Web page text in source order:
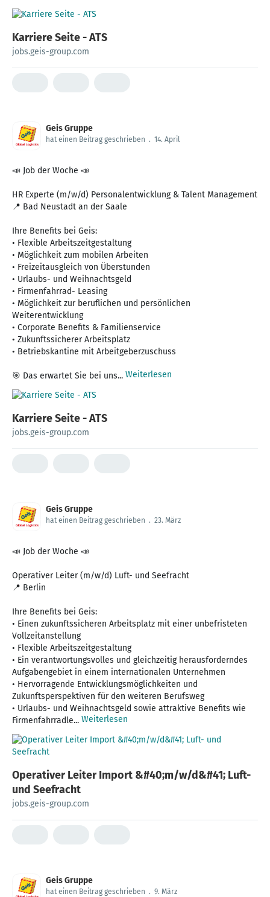
Karriere Seite - ATS
jobs.geis-group.com
Geis Gruppe
hat einen Beitrag geschrieben . 14. April
📣 Job der Woche 📣
HR Experte (m/w/d) Personalentwicklung & Talent Management
📍 Bad Neustadt an der Saale
Ihre Benefits bei Geis:
• Flexible Arbeitszeitgestaltung
• Möglichkeit zum mobilen Arbeiten
• Freizeitausgleich von Überstunden
• Urlaubs- und Weihnachtsgeld
• Firmenfahrrad- Leasing
• Möglichkeit zur beruflichen und persönlichen
Weiterentwicklung
• Corporate Benefits & Familienservice
• Zukunftssicherer Arbeitsplatz
• Betriebskantine mit Arbeitgeberzuschuss
🎯 Das erwartet Sie bei uns... Weiterlesen
Karriere Seite - ATS
jobs.geis-group.com
Geis Gruppe
hat einen Beitrag geschrieben . 23. März
📣 Job der Woche 📣
Operativer Leiter (m/w/d) Luft- und Seefracht
📍 Berlin
Ihre Benefits bei Geis:
• Einen zukunftssicheren Arbeitsplatz mit einer unbefristeten
Vollzeitanstellung
• Flexible Arbeitszeitgestaltung
• Ein verantwortungsvolles und gleichzeitig herausforderndes
Aufgabengebiet in einem internationalen Unternehmen
• Hervorragende Entwicklungsmöglichkeiten und
Zukunftsperspektiven für den weiteren Berufsweg
• Urlaubs- und Weihnachtsgeld sowie attraktive Benefits wie
Firmenfahrradle... Weiterlesen
Operativer Leiter Import &#40;m/w/d&#41; Luft-
und Seefracht
jobs.geis-group.com
Geis Gruppe
hat einen Beitrag geschrieben . 9. März